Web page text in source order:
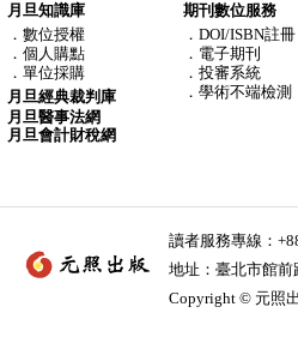
月旦知識庫
． 數位授權
． 個人購點
． 單位採購
月旦經典裁判庫
月旦醫事法網
月旦會計財稅網
期刊數位服務
．DOI/ISBN註冊
．電子期刊
．投審系統
．學術不端檢測
讀者服務專線：
地址：臺北市館
Copyright © 元照